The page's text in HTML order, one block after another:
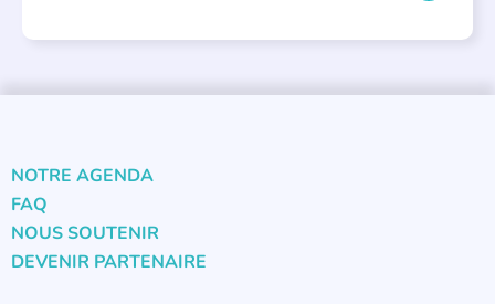
NOTRE AGENDA
FAQ
NOUS SOUTENIR
DEVENIR PARTENAIRE